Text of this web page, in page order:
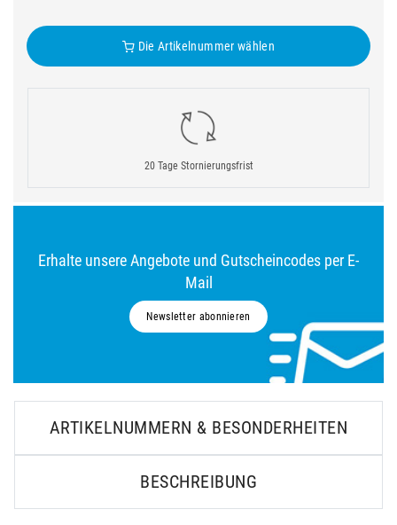
Die Artikelnummer wählen
20 Tage Stornierungsfrist
Erhalte unsere Angebote und Gutscheincodes per E-
Mail
Newsletter abonnieren
ARTIKELNUMMERN & BESONDERHEITEN
BESCHREIBUNG